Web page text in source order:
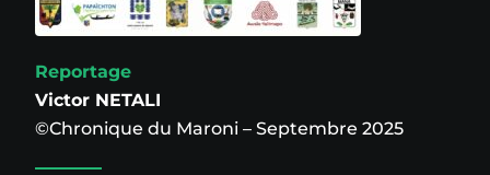
Reportage
Victor NETALI
©Chronique du Maroni – Septembre 2025